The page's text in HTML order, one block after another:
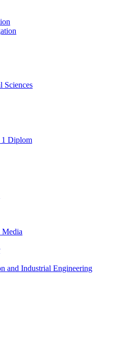
Sciences
1 Diplom
Media
and Industrial Engineering